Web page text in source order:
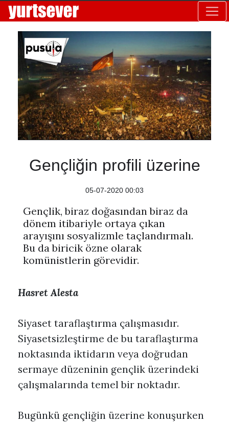
Gençliğin profili üzerine
05-07-2020 00:03
Gençlik, biraz doğasından biraz da
dönem itibariyle ortaya çıkan
arayışını sosyalizmle taçlandırmalı.
Bu da biricik özne olarak
komünistlerin görevidir.
Hasret Alesta
Siyaset taraflaştırma çalışmasıdır.
Siyasetsizleştirme de bu taraflaştırma
noktasında iktidarın veya doğrudan
sermaye düzeninin gençlik üzerindeki
çalışmalarında temel bir noktadır.
Bugünkü gençliğin üzerine konuşurken